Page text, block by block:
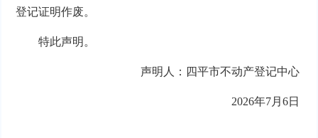
登记证明作废。
特此声明。
声明人：四平市不动产登记中心
2026年7月6日